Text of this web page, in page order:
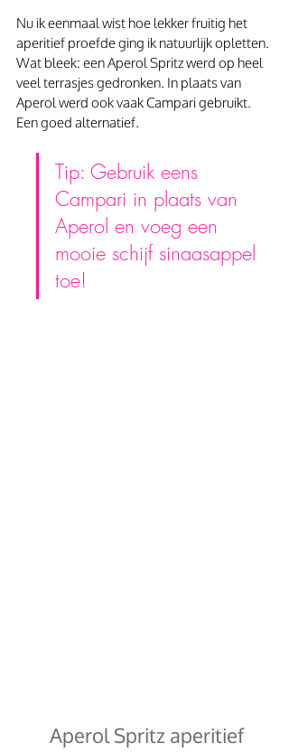
Nu ik eenmaal wist hoe lekker fruitig het
aperitief proefde ging ik natuurlijk opletten.
Wat bleek: een Aperol Spritz werd op heel
veel terrasjes gedronken. In plaats van
Aperol werd ook vaak Campari gebruikt.
Een goed alternatief.
Tip: Gebruik eens
Campari in plaats van
Aperol en voeg een
mooie schijf sinaasappel
toe!
Aperol Spritz aperitief